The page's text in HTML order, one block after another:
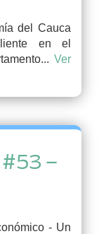
del Cauca
en el
Ver
–
- Un